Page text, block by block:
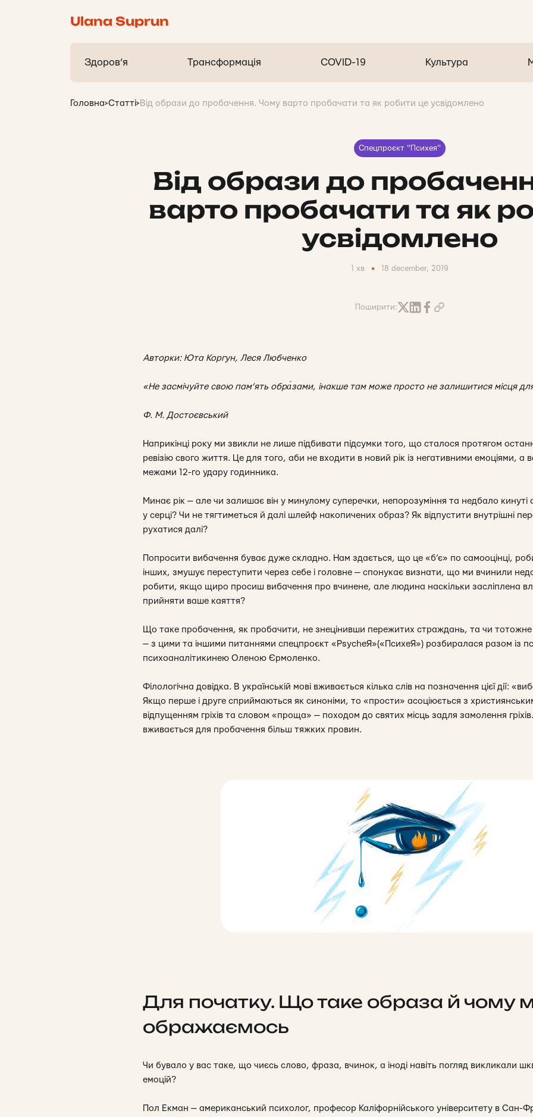
Ulana Suprun
Здоров’я Трансформація COVID-19 Культура
Головна>Статті> Від образи до пробачення. Чому варто пробачати та як робити це усвідомлено
Спецпроєкт "Психея"
Від образи до
варто пробачати та як
усвідомлено
1 хв 18 december, 2019
Поширити:
Авторки: Юта Коргун, Леся Любченко
«Не засмічуйте свою пам’ять обра́зами, інакше там може просто не залишитися місця
Ф. М. Достоєвський
Наприкінці року ми звикли не лише підбивати підсумки того, що сталося протягом
ревізію свого життя. Це для того, аби не входити в новий рік із негативними емоціями, а
межами 12-го удару годинника.
Минає рік — але чи залишає він у минулому суперечки, непорозуміння та недбало
у серці? Чи не тягтиметься й далі шлейф накопичених образ? Як відпустити внутрішні
рухатися далі?
Попросити вибачення буває дуже складно. Нам здається, що це «б’є» по самооцінці,
інших, змушує переступити через себе і головне — спонукає визнати, що ми вчинили
робити, якщо щиро просиш вибачення про вчинене, але людина наскільки засліплена
прийняти ваше каяття?
Що таке пробачення, як пробачити, не знецінивши пережитих страждань, та чи
— з цими та іншими питаннями спецпроєкт «PsycheЯ»(«ПсихеЯ») розбиралася разом із
психоаналітикинею Оленою Єрмоленко.
Філологічна довідка. В українській мові вживається кілька слів на позначення цієї дії:
Якщо перше і друге сприймаються як синоніми, то «прости» асоціюється з
відпущенням гріхів та словом «проща» — походом до святих місць задля замолення
вживається для пробачення більш тяжких провин.
Для початку. Що таке образа й чому
ображаємось
Чи бувало у вас таке, що чиєсь слово, фраза, вчинок, а іноді навіть погляд викликали
емоцій?
Пол Екман — американський психолог, професор Каліфорнійського університету в Сан-